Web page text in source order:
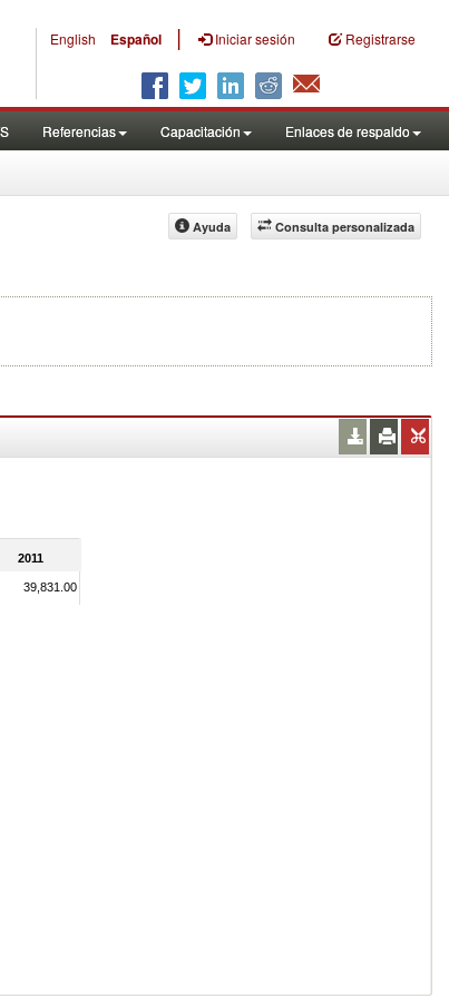
English Español | Iniciar sesión Registrarse
Referencias Capacitación Enlaces de respaldo
Consulta personalizada
Ayuda
2011
39,831.00